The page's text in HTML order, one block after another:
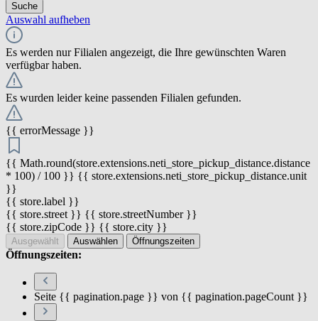
Suche
Auswahl aufheben
Es werden nur Filialen angezeigt, die Ihre gewünschten Waren
verfügbar haben.
Es wurden leider keine passenden Filialen gefunden.
{{ errorMessage }}
{{ Math.round(store.extensions.neti_store_pickup_distance.distance
* 100) / 100 }} {{ store.extensions.neti_store_pickup_distance.unit
}}
{{ store.label }}
{{ store.street }} {{ store.streetNumber }}
{{ store.zipCode }} {{ store.city }}
Ausgewählt Auswählen Öffnungszeiten
Öffnungszeiten:
Seite {{ pagination.page }} von {{ pagination.pageCount }}